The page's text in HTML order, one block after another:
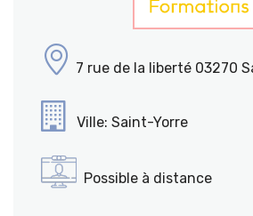
7 rue de la liberté 03270
Ville: Saint-Yorre
Possible à distance